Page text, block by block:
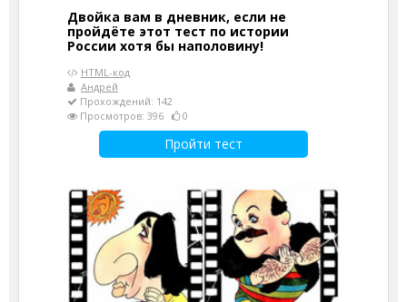
Двойка вам в дневник, если не
пройдёте этот тест по истории
России хотя бы наполовину!
HTML-код
Андрей
Прохождений: 142
Просмотров: 396
0
Пройти тест